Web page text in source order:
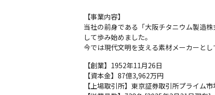
【事業内容】
当社の前身である「大阪チタニウム製造
して歩み始めました。
今では現代文明を支える素材メーカーと
【創業】1952年11月26日
【資本金】87億3,962万円
【上場取引所】東京証券取引所プライム市